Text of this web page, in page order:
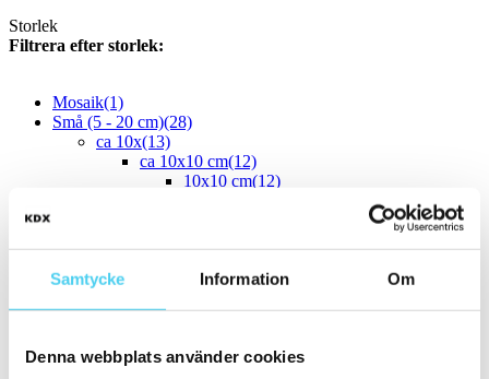
Samtycke Information Om
Denna webbplats använder cookies
Storlek
Filtrera efter storlek:
Mosaik(1)
Små (5 - 20 cm)(28)
ca 10x(13)
ca 10x10 cm(12)
10x10 cm(12)
15x15 cm(12)
ca 20x20 cm(2)